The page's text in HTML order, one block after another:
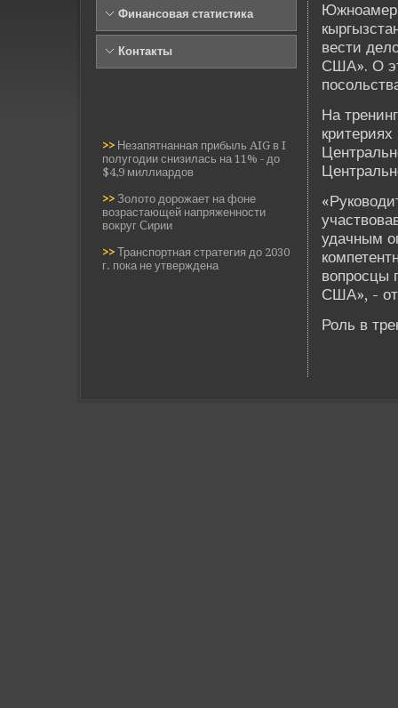
Финансовая статистика
Контакты
>> Незапятнанная прибыль AIG в I
полугодии снизилась на 11% - до
$4,9 миллиардов
>> Золото дорожает на фоне
возрастающей напряженности
вокруг Сирии
>> Транспортная стратегия до 2030
г. пока не утверждена
ве­сти
США». О
На
удачным
вопросцы
США», -
Роль в